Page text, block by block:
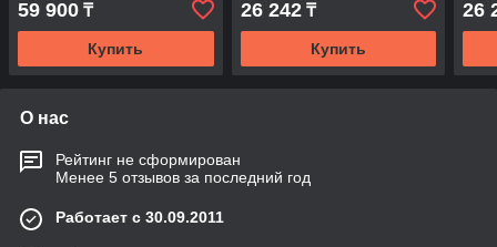
59 900 ₸
Купить
26 242₸
Купить
26
О нас
Рейтинг не сформирован
Менее 5 отзывов за последний год
Работает с 30.09.2011